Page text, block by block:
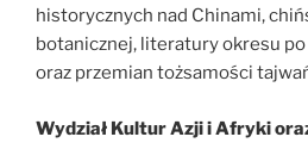
historycznych nad Chinami,
botanicznej, literatury okresu
oraz przemian tożsamości
Wydział Kultur Azji i Afryki